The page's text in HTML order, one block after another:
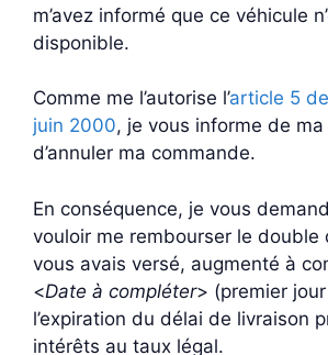
m’avez informé que ce véhicule
disponible.
Comme me l’autorise l’article 5
juin 2000, je vous informe de
d’annuler ma commande.
En conséquence, je vous
vouloir me rembourser le double
vous avais versé, augmenté à
<Date à compléter> (premier
l’expiration du délai de livraison
intérêts au taux légal.